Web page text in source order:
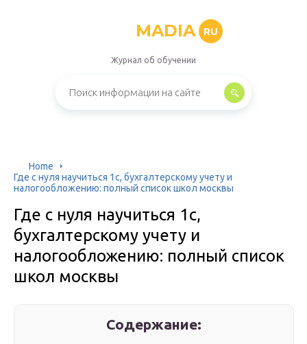
MADIA RU
Журнал об обучении
Home
Где с нуля научиться 1с, бухгалтерскому учету и
налогообложению: полный список школ москвы
Где с нуля научиться 1с,
бухгалтерскому учету и
налогообложению: полный список
школ москвы
Содержание: